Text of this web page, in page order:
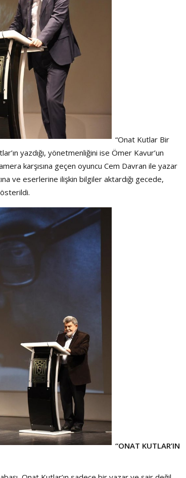
“Onat Kutlar Bir
yazdığı, yönetmenliğini ise Ömer Kavur’un
karşısına geçen oyuncu Cem Davran ile yazar
ve eserlerine ilişkin bilgiler aktardığı gecede,
“ONAT KUTLAR’IN